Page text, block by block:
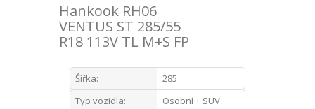
Hankook RH06
VENTUS ST 285/55
R18 113V TL M+S FP
Šířka:
285
Typ vozidla:
Osobní + SUV